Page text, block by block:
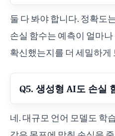
둘 다 봐야 합니다. 정확도
손실 함수는 예측이 얼마
확신했는지를 더 세밀하게
Q5. 생성형 AI도 손실
네. 대규모 언어 모델도 학